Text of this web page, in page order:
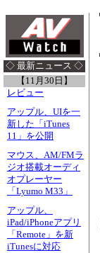
◇ 最新ニュース ◇
【11月30日】
レビュー
アップル、UIを一
新した「iTunes
11」を公開
マウス、AM/FMラ
ジオ搭載オーディ
オプレーヤー
「Lyumo M33」
アップル、
iPad/iPhoneアプリ
「Remote」を新
iTunesに対応